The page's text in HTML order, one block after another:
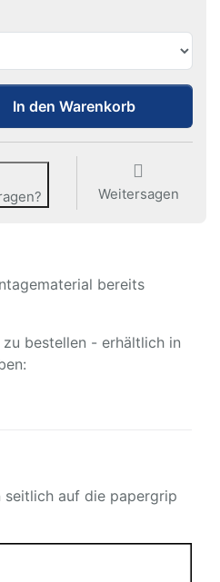
| Endkappe | einzeln zu 0,45
In den Warenkorb
Weitersagen
bereits
bestellen - erhältlich in
seitlich auf die papergrip